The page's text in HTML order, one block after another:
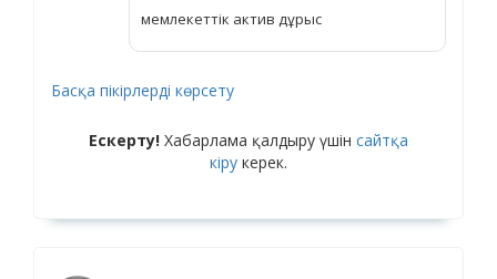
мемлекеттік актив дұрыс
Басқа пікірлерді көрсету
Ескерту! Хабарлама қалдыру үшін сайтқа
кіру керек.